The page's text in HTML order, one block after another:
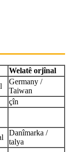
Welatê orjînal
Germany /
Taiwan
çîn
Danîmarka /
talya